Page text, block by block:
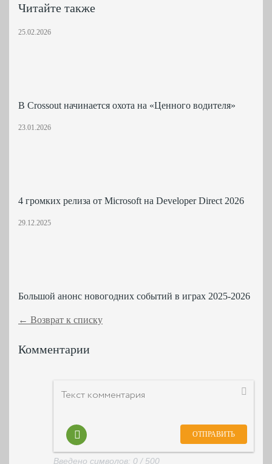
Читайте также
25.02.2026
В Crossout начинается охота на «Ценного водителя»
23.01.2026
4 громких релиза от Microsoft на Developer Direct 2026
29.12.2025
Большой анонс новогодних событий в играх 2025-2026
← Возврат к списку
Комментарии
Введено символов: 0 / 500